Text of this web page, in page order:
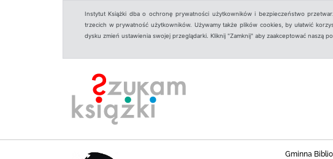
Instytut Książki dba o ochronę prywatności użytkowników i bezpieczeństwo
trzecich w prywatność użytkowników. Używamy także plików cookies, by ułatwić
dysku zmień ustawienia swojej przeglądarki. Kliknij "Zamknij" aby zaakceptować naszą
Gminna